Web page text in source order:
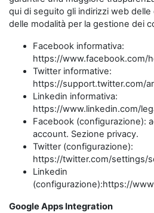
qui di seguito gli indirizzi web
delle modalità per la gestione dei
Facebook informativa:
https://www.facebook.com/
Twitter informative:
https://support.twitter.com/
Linkedin informativa:
https://www.linkedin.com/
Facebook (configurazione):
account. Sezione privacy.
Twitter (configurazione):
https://twitter.com/settings/
Linkedin
(configurazione):https://
Google Apps Integration